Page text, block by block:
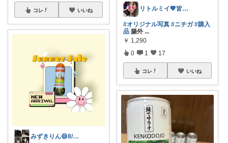
コレ いいね
みずきりん😄8/6日お買い上げ感謝
リトルミイ💖皆さまありがとう😇
#オリジナル写真 #ニチガ #購入
品 腸外 ...
￥ 1,290
0 1 17
コレ いいね